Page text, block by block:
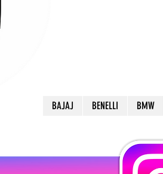
BAJAJ BENELLI BMW